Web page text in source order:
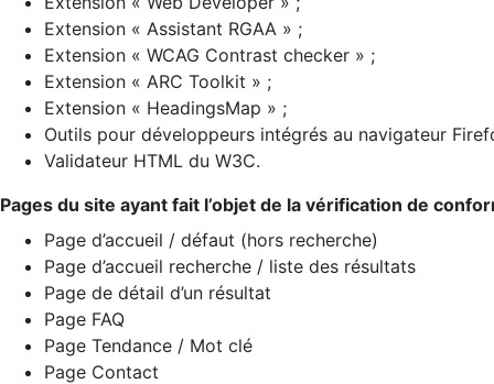
Extension « Assistant RGAA » ;
Extension « WCAG Contrast checker » ;
Extension « ARC Toolkit » ;
Extension « HeadingsMap » ;
Outils pour développeurs intégrés au navigateur
Validateur HTML du W3C.
Pages du site ayant fait l’objet de la vérification de
Page d’accueil / défaut (hors recherche)
Page d’accueil recherche / liste des résultats
Page de détail d’un résultat
Page FAQ
Page Tendance / Mot clé
Page Contact